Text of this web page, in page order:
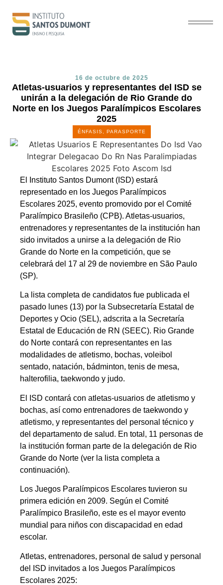
16 de octubre de 2025
Atletas-usuarios y representantes del ISD se
unirán a la delegación de Rio Grande do
Norte en los Juegos Paralímpicos Escolares
2025
ÉNFASIS PARASPORTE
El Instituto Santos Dumont (ISD) estará
representado en los Juegos Paralímpicos
Escolares 2025, evento promovido por el Comité
Paralímpico Brasileño (CPB). Atletas-usuarios,
entrenadores y representantes de la institución han
sido invitados a unirse a la delegación de Rio
Grande do Norte en la competición, que se
celebrará del 17 al 29 de noviembre en São Paulo
(SP).
La lista completa de candidatos fue publicada el
pasado lunes (13) por la Subsecretaría Estatal de
Deportes y Ocio (SEL), adscrita a la Secretaría
Estatal de Educación de RN (SEEC). Rio Grande
do Norte contará con representantes en las
modalidades de atletismo, bochas, voleibol
sentado, natación, bádminton, tenis de mesa,
halterofilia, taekwondo y judo.
El ISD contará con atletas-usuarios de atletismo y
bochas, así como entrenadores de taekwondo y
atletismo, y representantes del personal técnico y
del departamento de salud. En total, 11 personas de
la institución forman parte de la delegación de Rio
Grande do Norte (ver la lista completa a
continuación).
Los Juegos Paralímpicos Escolares tuvieron su
primera edición en 2009. Según el Comité
Paralímpico Brasileño, este es el mayor evento
mundial para niños con discapacidad en edad
escolar.
Atletas, entrenadores, personal de salud y personal
del ISD invitados a los Juegos Paralímpicos
Escolares 2025: